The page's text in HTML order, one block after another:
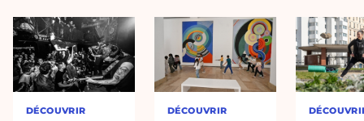
DÉCOUVRIR DÉCOUVRIR